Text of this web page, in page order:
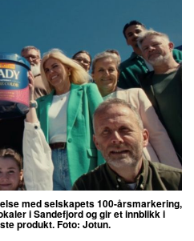
med selskapets 100-årsmarkering,
i Sandefjord og gir et innblikk i
produkt. Foto: Jotun.